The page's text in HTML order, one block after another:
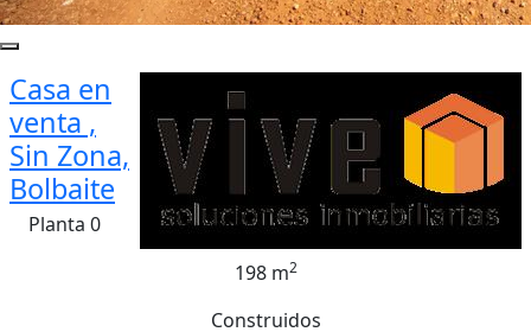
Casa en
venta ,
Sin Zona,
Bolbaite
Planta 0
198 m2
Construidos